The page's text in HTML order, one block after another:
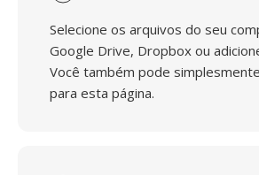
Selecione os arquivos do seu
Google Drive, Dropbox ou
Você também pode
para esta página.